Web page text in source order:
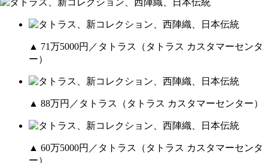
▲ 71万5000円／タトラス（タトラス カスタマーセンタ
ー）
▲ 88万円／タトラス（タトラス カスタマーセンター）
▲ 60万5000円／タトラス（タトラス カスタマーセンタ
ー）